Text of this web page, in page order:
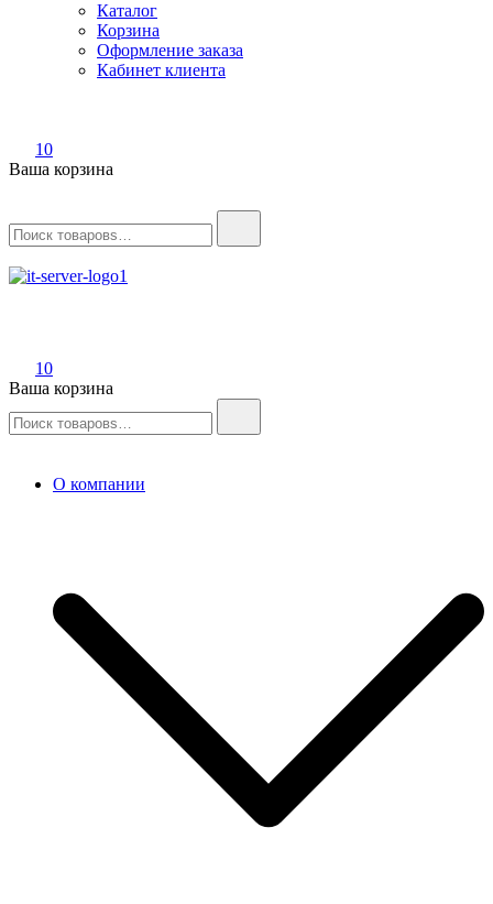
Каталог
Корзина
Оформление заказа
Кабинет клиента
10
Ваша корзина
10
Ваша корзина
О компании